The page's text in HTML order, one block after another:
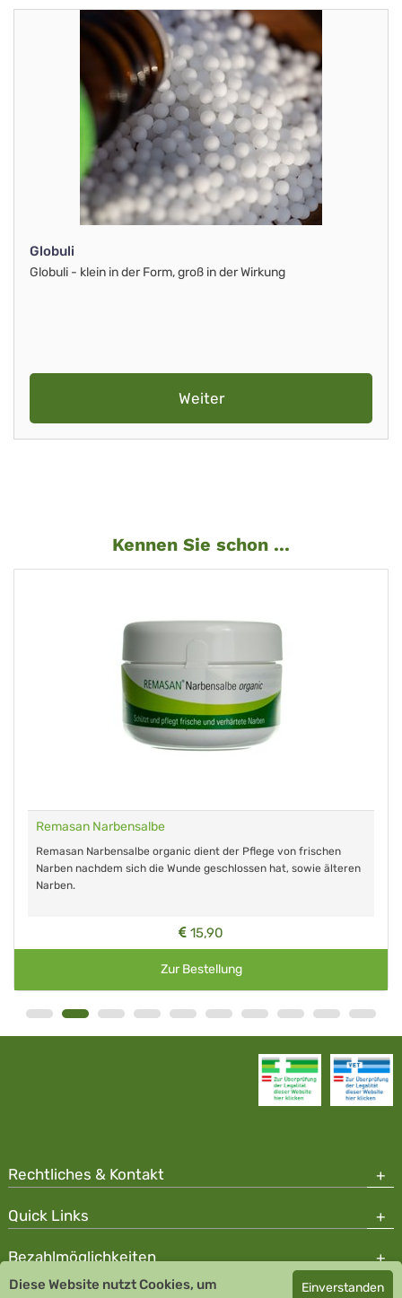
Globuli
Globuli - klein in der Form, groß in der Wirkung
Weiter
Kennen Sie schon ...
Remasan Narbensalbe
Remasan Narbensalbe organic dient der Pflege von frischen
Narben nachdem sich die Wunde geschlossen hat, sowie älteren
Narben.
15,90
Zur Bestellung
Rechtliches & Kontakt
Quick Links
Bezahlmöglichkeiten
Diese Website nutzt Cookies, um Einverstanden